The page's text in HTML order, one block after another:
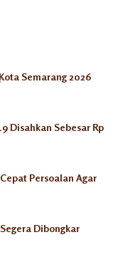
Semarang 2026
Sebesar Rp
Persoalan Agar
Dibongkar